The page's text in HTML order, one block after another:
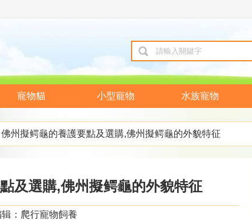
寵物貓 小型寵物 水族寵物
佛州擬鳄龜的養護要點及選購,佛州擬鳄龜的外貌特征
及選購,佛州擬鳄龜的外貌特征
辑：爬行寵物飼養